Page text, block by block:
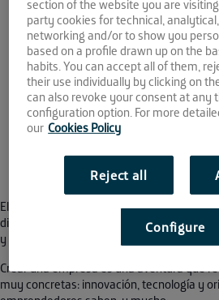
El próximo jueves, 28 de enero a las
directo este
en el que participan:
y
, startups aceleradas en La Farola.
Crear una empresa es una aventura que
muy concretas: innovación, tecnología y
section of the website you are
party cookies for technical,
networking and/or to show you
based on a profile drawn up on the
habits. You can accept all of them,
their use individually by clicking on
can also revoke your consent at any
configuration option. For more
our Cookies Policy
Reject all
Configure